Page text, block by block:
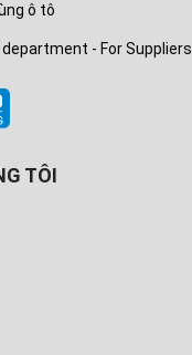
ô tô
- For Suppliers
TÔI